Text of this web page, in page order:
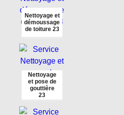
Nettoyage et
démoussage
de toiture 23
Nettoyage
et pose de
gouttière
23